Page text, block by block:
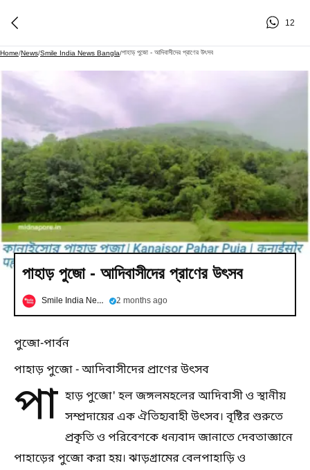
12
Home/News/Smile India News Bangla/পাহাড় পুজো - আদিবাসীদের প্রাণের উৎসব
পাহাড় পুজো - আদিবাসীদের প্রাণের উৎসব
Smile India News Bangla 2 months ago
পুজো-পার্বন
পাহাড় পুজো - আদিবাসীদের প্রাণের উৎসব
পা হাড় পুজো' হল জঙ্গলমহলের আদিবাসী ও স্থানীয়
সম্প্রদায়ের এক ঐতিহ্যবাহী উৎসব। বৃষ্টির শুরুতে
প্রকৃতি ও পরিবেশকে ধন্যবাদ জানাতে দেবতাজ্ঞানে
পাহাড়ের পুজো করা হয়। ঝাড়গ্রামের বেলপাহাড়ি ও